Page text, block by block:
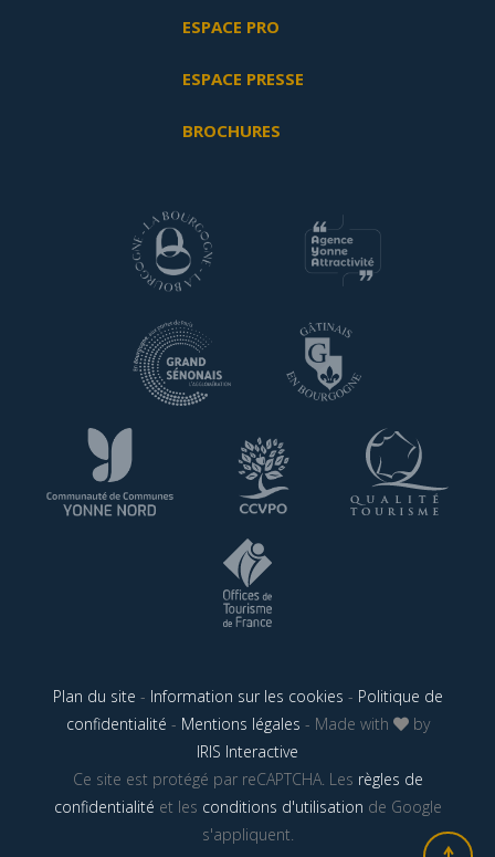
ESPACE PRO
ESPACE PRESSE
BROCHURES
Plan du site - Information sur les cookies - Politique de
confidentialité - Mentions légales - Made with
by
IRIS Interactive
Ce site est protégé par reCAPTCHA. Les règles de
confidentialité et les conditions d'utilisation de Google
s'appliquent.